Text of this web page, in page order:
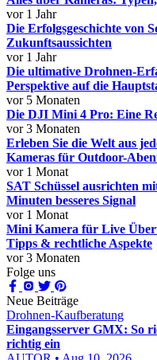
vor 1 Jahr
Die Erfolgsgeschichte von
Zukunftsaussichten
vor 1 Jahr
Die ultimative Drohnen-
Perspektive auf die
vor 5 Monaten
Die DJI Mini 4 Pro: Eine
vor 3 Monaten
Erleben Sie die Welt aus
Kameras für Outdoor-
vor 1 Monat
SAT Schüssel ausrichten
Minuten besseres Signal
vor 1 Monat
Mini Kamera für Live
Tipps & rechtliche Aspekte
vor 3 Monaten
Folge uns
Neue Beiträge
Drohnen-Kaufberatung
Eingangsserver GMX: So
richtig ein